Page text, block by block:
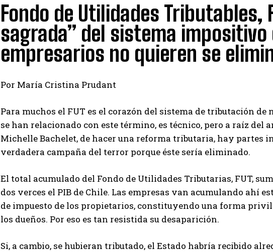
Fondo de Utilidades Tributables,
sagrada” del sistema impositivo
empresarios no quieren se
Por María Cristina Prudant
Para muchos el FUT es el corazón del sistema de tributación de
se han relacionado con este término, es técnico, pero a raíz del
Michelle Bachelet, de hacer una reforma tributaria, hay partes
verdadera campaña del terror porque éste sería eliminado.
El total acumulado del Fondo de Utilidades Tributarias, FUT,
dos verces el PIB de Chile. Las empresas van acumulando ahí
de impuesto de los propietarios, constituyendo una forma
los dueños. Por eso es tan resistida su desaparición.
Si, a cambio, se hubieran tributado, el Estado habría recibido